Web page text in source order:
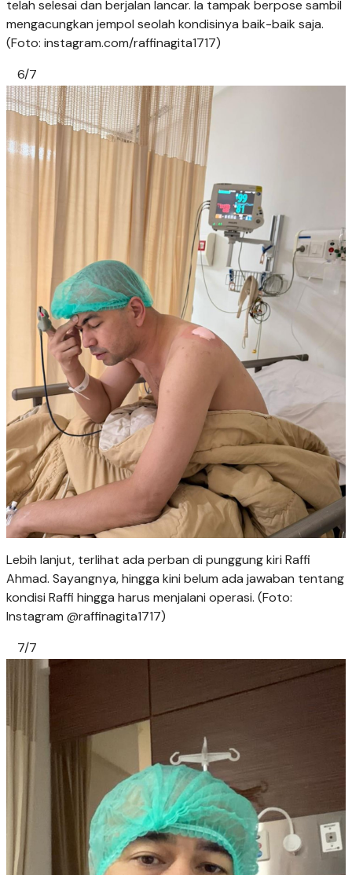
telah selesai dan berjalan lancar. Ia tampak berpose sambil
mengacungkan jempol seolah kondisinya baik-baik saja.
(Foto: instagram.com/raffinagita1717)
6/7
Lebih lanjut, terlihat ada perban di punggung kiri Raffi
Ahmad. Sayangnya, hingga kini belum ada jawaban tentang
kondisi Raffi hingga harus menjalani operasi. (Foto:
Instagram @raffinagita1717)
7/7